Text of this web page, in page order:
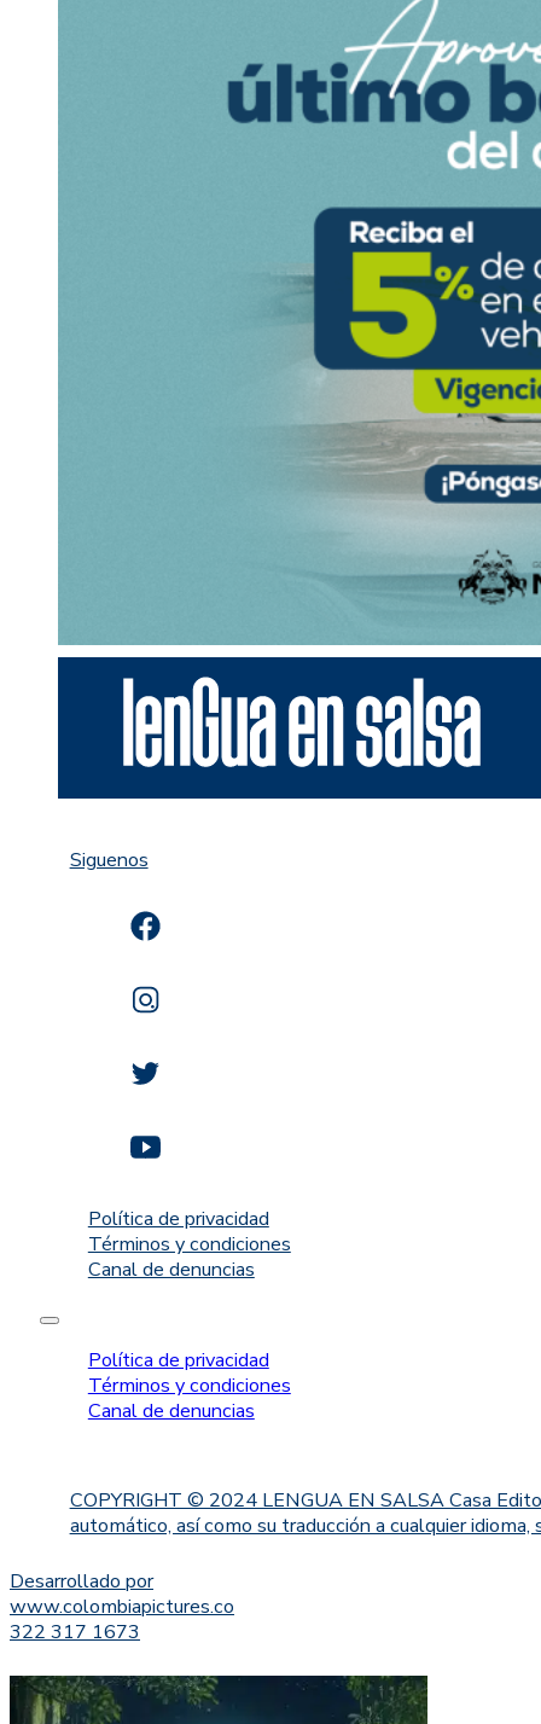
Siguenos
Política de privacidad
Términos y condiciones
Canal de denuncias
Política de privacidad
Términos y condiciones
Canal de denuncias
COPYRIGHT © 2024 LENGUA EN SALSA Casa
automático, así como su traducción a cualquier
Desarrollado por
www.colombiapictures.co
322 317 1673